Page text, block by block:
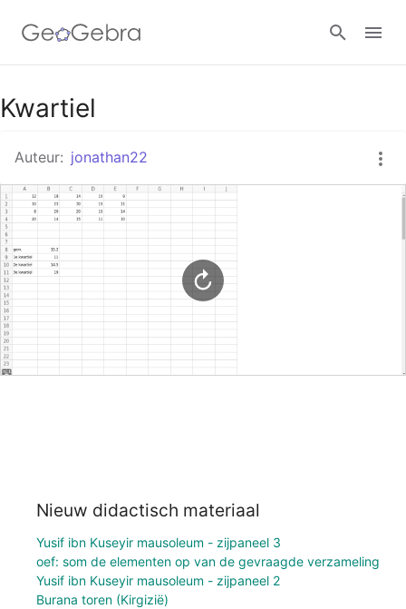
Google Classroom
GeoGebra Klaslokaal
Kwartiel
Auteur: jonathan22
Nieuw didactisch materiaal
Yusif ibn Kuseyir mausoleum - zijpaneel 3
oef: som de elementen op van de gevraagde verzameling
Yusif ibn Kuseyir mausoleum - zijpaneel 2
Burana toren (Kirgizië)